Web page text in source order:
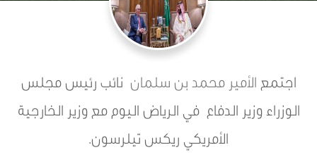
اجتمع الأمير محمد بن سلمان نائب رئيس مجلس
الوزراء وزير الدفاع في الرياض اليوم مع وزير الخارجية
الأمريكي ريكس تيلرسون.